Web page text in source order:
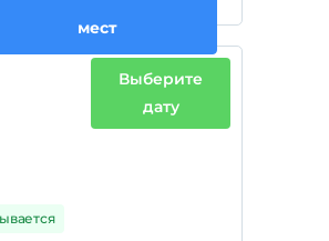
мест
Выберите
дату